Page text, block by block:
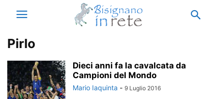
Pirlo
Dieci anni fa la cavalcata da
Campioni del Mondo
Mario Iaquinta - 9 Luglio 2016